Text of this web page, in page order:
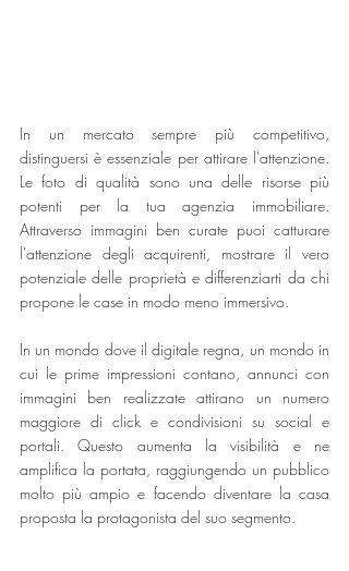
In un mercato sempre più competitivo,
distinguersi è essenziale per attirare l'attenzione.
Le foto di qualità sono una delle risorse più
potenti per la tua agenzia immobiliare.
Attraverso immagini ben curate puoi catturare
l'attenzione degli acquirenti, mostrare il vero
potenziale delle proprietà e differenziarti da chi
propone le case in modo meno immersivo.
In un mondo dove il digitale regna, un mondo in
cui le prime impressioni contano, annunci con
immagini ben realizzate attirano un numero
maggiore di click e condivisioni su social e
portali. Questo aumenta la visibilità e ne
amplifica la portata, raggiungendo un pubblico
molto più ampio e facendo diventare la casa
proposta la protagonista del suo segmento.